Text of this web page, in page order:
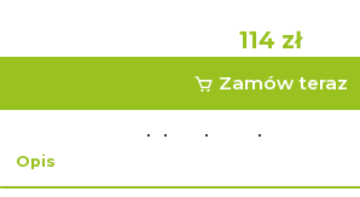
114 zł
Zamów teraz
lub zakup ekspresowy
Opis